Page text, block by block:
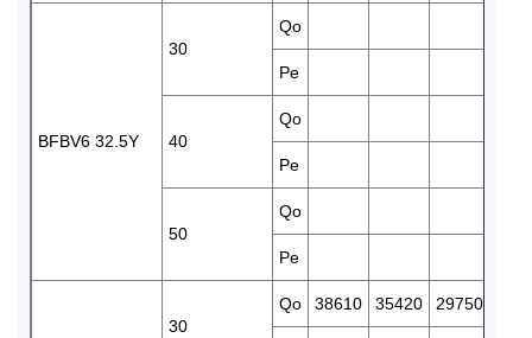
BFBV6 32.5Y
30
Qo
Pe
40
Qo
Pe
50
Qo
Pe
30
Qo 38610 35420 29750